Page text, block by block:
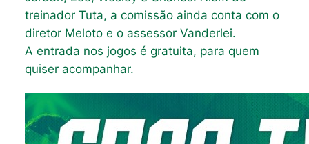
treinador Tuta, a comissão ainda conta com o
diretor Meloto e o assessor Vanderlei.
A entrada nos jogos é gratuita, para quem
quiser acompanhar.